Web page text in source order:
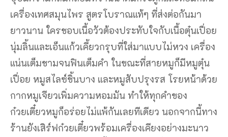
เครื่องเทศสมุนไพร สูตรโบราณแท้ๆ ที่ส่งต่อกันมา
ยาวนาน ใครชอบเนื้อวัวต้องประทับใจกับเนื้อตุ๋นเปื่อย
นุ่มลิ้นและเอ็นแก้วเคี้ยวกรุบที่ใส่มาแบบไม่หวง เครื่อง
แน่นเต็มชามจนฟินเต็มคำ ในขณะที่สายหมูก็มีหมูตุ๋น
เปื่อย หมูสไลซ์ชิ้นบาง และหมูสับปรุงรส โรยหน้าด้วย
กากหมูเจียวเพิ่มความหอมมัน ทำให้ทุกคำของ
ก๋วยเตี๋ยวหมูก็อร่อยไม่แพ้กันเลยทีเดียว นอกจากนี้ทาง
ร้านยังเสิร์ฟก๋วยเตี๋ยวพร้อมเครื่องเคียงอย่างมะนาว